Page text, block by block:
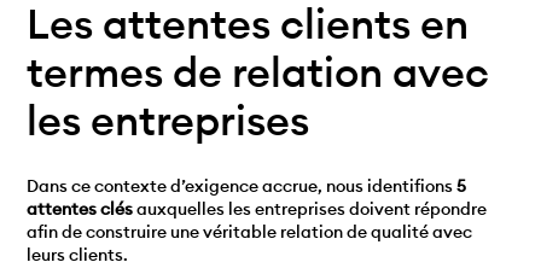
Les attentes clients en
termes de relation avec
les entreprises
Dans ce contexte d’exigence accrue, nous identifions5
attentes clésauxquelles les entreprises doivent répondre
afin de construire une véritable relation de qualité avec
leurs clients.